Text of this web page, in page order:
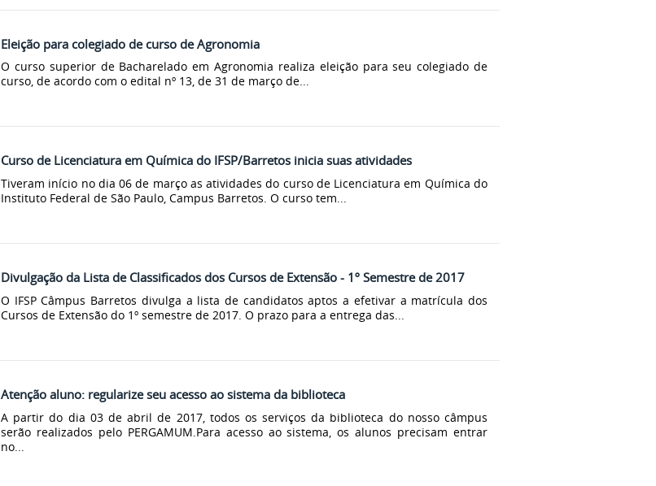
Eleição para colegiado de curso de Agronomia
O curso superior de Bacharelado em Agronomia realiza eleição para seu colegiado de
curso, de acordo com o edital nº 13, de 31 de março de...
Curso de Licenciatura em Química do IFSP/Barretos inicia suas atividades
Tiveram início no dia 06 de março as atividades do curso de Licenciatura em Química do
Instituto Federal de São Paulo, Campus Barretos. O curso tem...
Divulgação da Lista de Classificados dos Cursos de Extensão - 1º Semestre de 2017
O IFSP Câmpus Barretos divulga a lista de candidatos aptos a efetivar a matrícula dos
Cursos de Extensão do 1º semestre de 2017. O prazo para a entrega das...
Atenção aluno: regularize seu acesso ao sistema da biblioteca
A partir do dia 03 de abril de 2017, todos os serviços da biblioteca do nosso câmpus
serão realizados pelo PERGAMUM.Para acesso ao sistema, os alunos precisam entrar
no...